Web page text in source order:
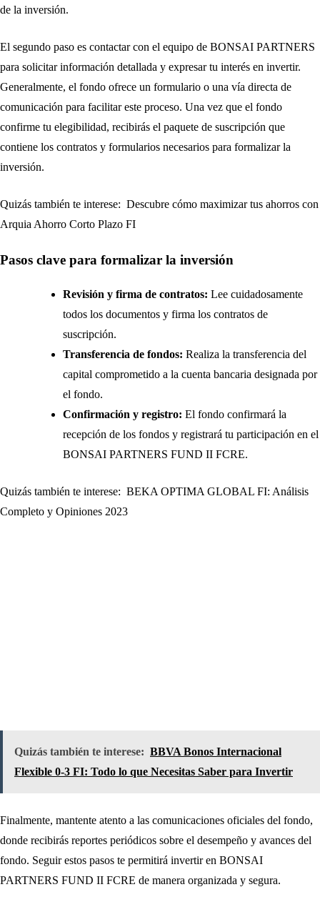
de la inversión.
El segundo paso es contactar con el equipo de BONSAI PARTNERS
para solicitar información detallada y expresar tu interés en invertir.
Generalmente, el fondo ofrece un formulario o una vía directa de
comunicación para facilitar este proceso. Una vez que el fondo
confirme tu elegibilidad, recibirás el paquete de suscripción que
contiene los contratos y formularios necesarios para formalizar la
inversión.
Quizás también te interese: Descubre cómo maximizar tus ahorros con
Arquia Ahorro Corto Plazo FI
Pasos clave para formalizar la inversión
Revisión y firma de contratos: Lee cuidadosamente
todos los documentos y firma los contratos de
suscripción.
Transferencia de fondos: Realiza la transferencia del
capital comprometido a la cuenta bancaria designada por
el fondo.
Confirmación y registro: El fondo confirmará la
recepción de los fondos y registrará tu participación en el
BONSAI PARTNERS FUND II FCRE.
Quizás también te interese: BEKA OPTIMA GLOBAL FI: Análisis
Completo y Opiniones 2023
Quizás también te interese: BBVA Bonos Internacional
Flexible 0-3 FI: Todo lo que Necesitas Saber para Invertir
Finalmente, mantente atento a las comunicaciones oficiales del fondo,
donde recibirás reportes periódicos sobre el desempeño y avances del
fondo. Seguir estos pasos te permitirá invertir en BONSAI
PARTNERS FUND II FCRE de manera organizada y segura.